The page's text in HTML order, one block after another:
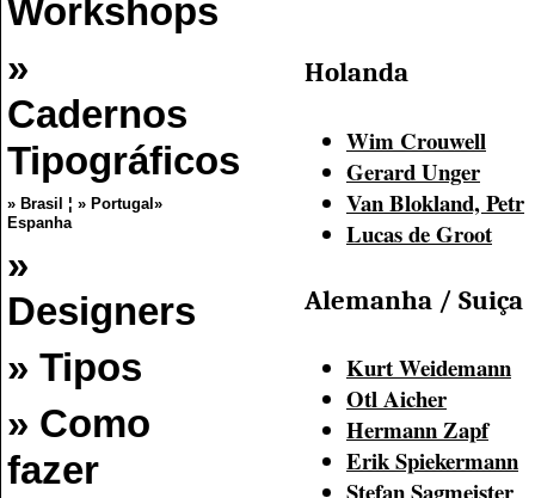
Workshops
»
Cadernos
Tipográficos
» Brasil ¦ » Portugal »
Espanha
»
Designers
» Tipos
» Como
fazer
Holanda
Wim Crouwell
Gerard Unger
Van Blokland, Petr
Lucas de Groot
Alemanha / Suiça
Kurt Weidemann
Otl Aicher
Hermann Zapf
Erik Spiekermann
Stefan Sagmeister